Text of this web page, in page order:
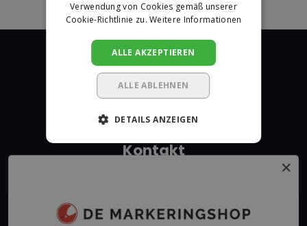
Kontakt
Verwendung von Cookies gemäß unserer
Cookie-Richtlinie zu. Weitere Informationen
ALLE AKZEPTIEREN
ALLE ABLEHNEN
DETAILS ANZEIGEN